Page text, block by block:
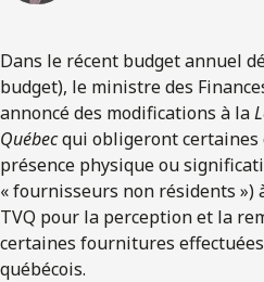
Dans le récent budget annuel
budget), le ministre des
annoncé des modifications à la
Québecqui obligeront certaines
présence physique ou
« fournisseurs non résidents »)
TVQ pour la perception et la
certaines fournitures
québécois.